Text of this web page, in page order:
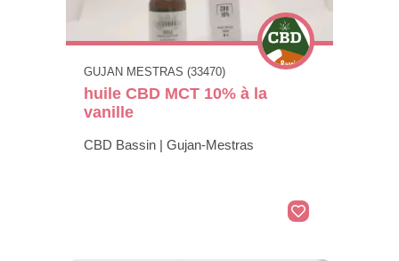
GUJAN MESTRAS (33470)
huile CBD MCT 10% à la
vanille
CBD Bassin | Gujan-Mestras